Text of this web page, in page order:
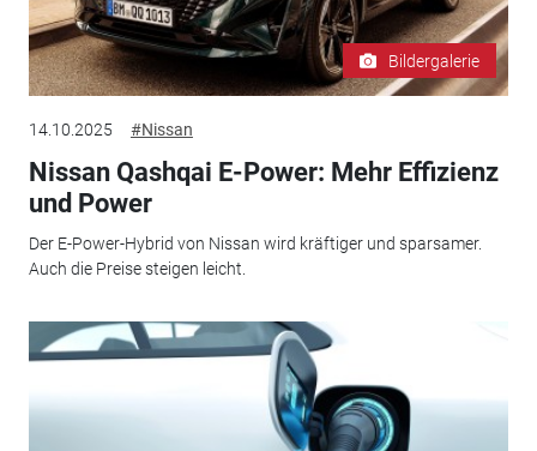
Bildergalerie
14.10.2025 #Nissan
Nissan Qashqai E-Power: Mehr Effizienz
und Power
Der E-Power-Hybrid von Nissan wird kräftiger und sparsamer.
Auch die Preise steigen leicht.